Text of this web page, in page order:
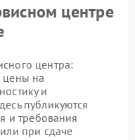
центре
центра:
цены на
и
публикуются
и требования
при сдаче